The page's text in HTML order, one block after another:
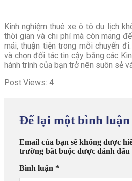
Kinh nghiệm thuê xe ô tô du lịch
thời gian và chi phí mà còn mang
mái, thuận tiện trong mỗi chuyến
và chọn đối tác tin cậy bằng các
hành trình của bạn trở nên suôn sẻ
Post Views: 4
Để lại một bình luận
Email của bạn sẽ không được
trường bắt buộc được đánh dấu
Bình luận *